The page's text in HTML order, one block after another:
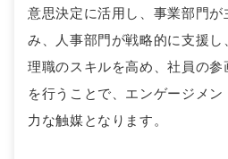
意思決定に活用し、事業部門が
み、人事部門が戦略的に支援
理職のスキルを高め、社員の参
を行うことで、エンゲージメ
力な触媒となります。